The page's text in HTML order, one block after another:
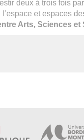
deux à trois fois
et espaces
Arts, Sciences et